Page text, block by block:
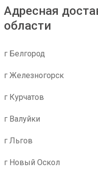
Адресная
области
г Белгород
г Железногорск
г Курчатов
г Валуйки
г Льгов
г Новый Оскол